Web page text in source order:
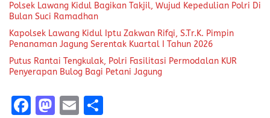
Polsek Lawang Kidul Bagikan Takjil, Wujud Kepedulian Polri Di
Bulan Suci Ramadhan
Kapolsek Lawang Kidul Iptu Zakwan Rifqi, S.Tr.K. Pimpin
Penanaman Jagung Serentak Kuartal I Tahun 2026
Putus Rantai Tengkulak, Polri Fasilitasi Permodalan KUR
Penyerapan Bulog Bagi Petani Jagung
F
M E